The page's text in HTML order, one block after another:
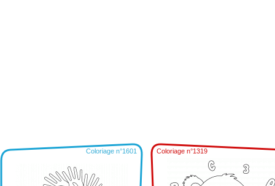
Coloriage n°1601 Coloriage n°1319